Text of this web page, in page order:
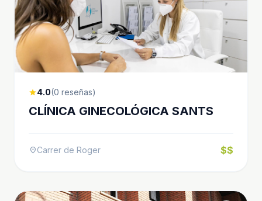
star4.0(0 reseñas)
CLÍNICA GINECOLÓGICA SANTS
location_onCarrer de Roger $$